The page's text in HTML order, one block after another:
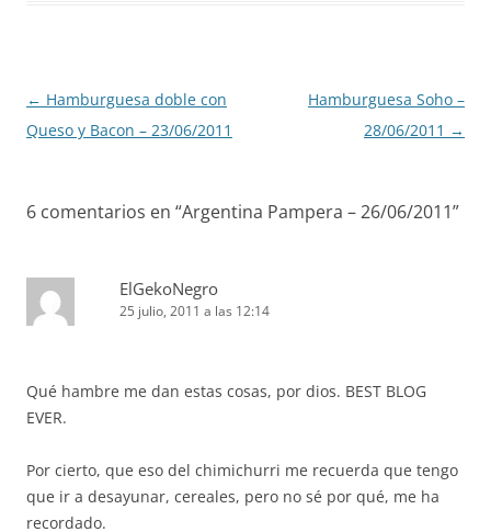
Navegación
de
← Hamburguesa doble con
Queso y Bacon – 23/06/2011
Hamburguesa Soho –
28/06/2011 →
6 comentarios en “Argentina Pampera – 26/06/2011”
ElGekoNegro
25 julio, 2011 a las 12:14
Qué hambre me dan estas cosas, por dios. BEST BLOG
EVER.
Por cierto, que eso del chimichurri me recuerda que tengo
que ir a desayunar, cereales, pero no sé por qué, me ha
recordado.